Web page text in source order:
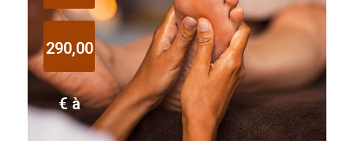
290,00
€ à